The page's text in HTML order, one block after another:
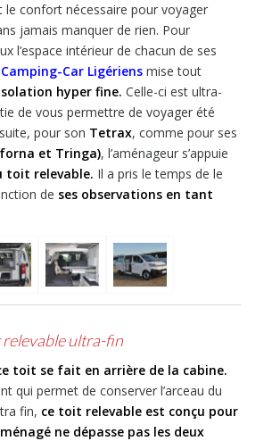
confort nécessaire pour voyager
jamais manquer de rien. Pour
l’espace intérieur de chacun de ses
Camping-Car Ligériensmise tout
hyper fine. Celle-ci est ultra-
de vous permettre de voyager été
pour son Tetrax, comme pour ses
et Tringa), l’aménageur s’appuie
toit relevable. Il a pris le temps de le
de ses observations en tant
relevable ultra-fin
toit se fait en arrière de la cabine.
qui permet de conserver l’arceau du
fin, ce toit relevable est conçu pour
ne dépasse pas les deux